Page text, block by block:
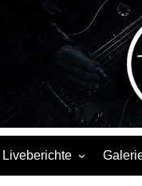
schlägt. Konzerte,
Liveberichte